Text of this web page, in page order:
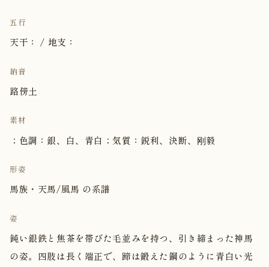
五行
天干： / 地支：
納音
路傍土
素材
；色調：銀、白、青白；気質：鋭利、決断、刚毅
形姿
馬族・天馬/風馬 の系譜
姿
鈍い銀鉄と焦茶を帯びた毛並みを持つ、引き締まった神馬
の姿。四肢は長く端正で、蹄は鍛えた鋼のように青白い光